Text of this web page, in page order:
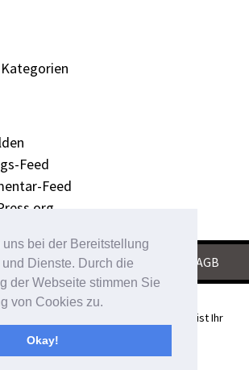
bei der Bereitstellung
Dienste. Durch die
der Webseite stimmen Sie
von Cookies zu.
Okay!
Feed
Feed
|DATENSCHUTZ AGB
für Bedachungen und Spenglerei ist Ihr
Partner für
und Sandwich-Elemente in Kefenrod.